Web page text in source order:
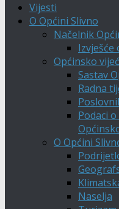
Vijesti
O Općini Slivno
Načelnik
Izvješće
Općinsko
Sastav
Radna
Podaci
O Općini
Naselja